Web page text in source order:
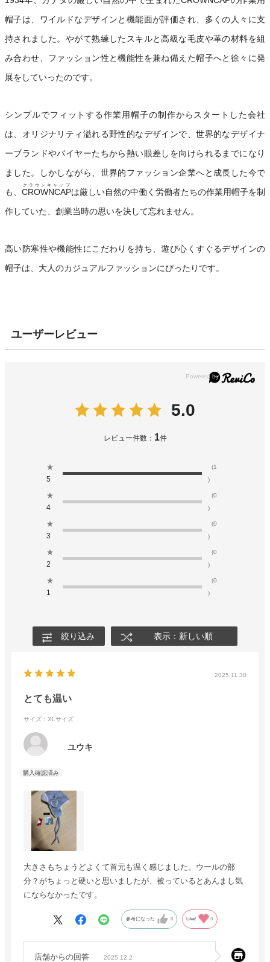
帽子は、ワイルドなデザインと機能面が評価され、多くの人々に支
持されました。やがて熟練したスキルと高級な毛皮や革の材料を組
み合わせ、ファッション性と機能性を兼ね備えた帽子へと徐々に発
展をしていったのです。
シンプルでフィットする作業用帽子の制作からスタートした会社
は、オリジナリティ溢れる野性的なデザインで、世界的なデザイナ
ーブランドやバイヤーたちから熱い眼差しを向けられるまでになり
ました。しかしながら、世界的ファッション企業へと成長した今で
も、 CROWNCAP
クラウンキャップ
は厳しい自然の中働く労働者たちの作業用帽子を制
作していた、創業当時の思いを決して忘れません。
高い防寒性や機能性にこだわりを持ち、遊び心くすぐるデザインの
帽子は、大人のカジュアルファッションにぴったりです。
ユーザーレビュー
5.0
レビュー件数： 1件
★
5
(1
)
★
4
(0
)
★
3
(0
)
★
2
(0
)
★
1
(0
)
絞り込み 表示：新しい順
2025.11.30
とても温い
サイズ：XLサイズ
ユウキ
大きさもちょうどよくて首元も温く感じました。ウールの部
分？がちょっと硬いと思いましたが、被っているとあんまし気
にならなかったです。
参考になった 0 Like! 0
店舗からの回答 2025.12.2